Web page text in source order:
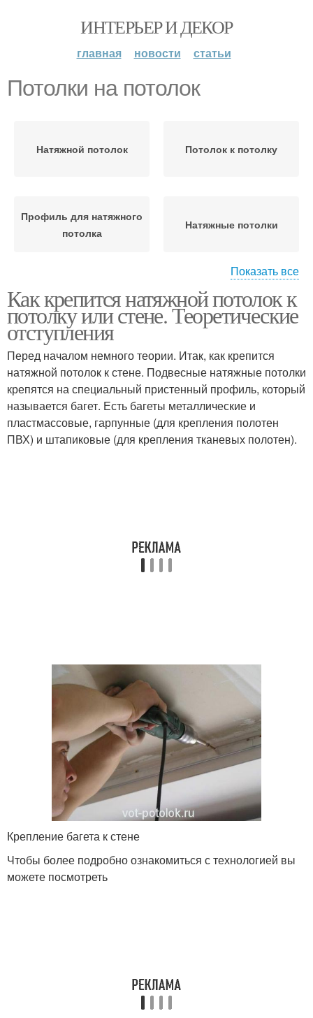
ИНТЕРЬЕР И ДЕКОР
главная новости статьи
Потолки на потолок
Натяжной потолок Потолок к потолку
Профиль для натяжного
потолка
Натяжные потолки
Потолок к гипсокартону Потолок по стене
Потолок к стене
Показать все
Как крепится натяжной потолок к
потолку или стене. Теоретические
отступления
Перед началом немного теории. Итак, как крепится
натяжной потолок к стене. Подвесные натяжные потолки
крепятся на специальный пристенный профиль, который
называется багет. Есть багеты металлические и
пластмассовые, гарпунные (для крепления полотен
ПВХ) и штапиковые (для крепления тканевых полотен).
Крепление багета к стене
Чтобы более подробно ознакомиться с технологией вы
можете посмотреть